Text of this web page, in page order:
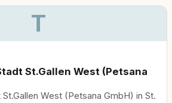
T
St.Gallen West (Petsana
West (Petsana GmbH) in St.